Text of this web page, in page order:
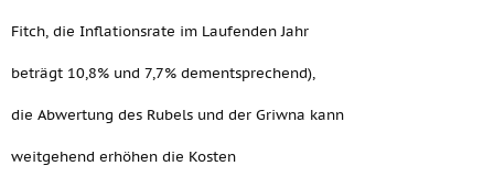
Fitch, die Inflationsrate im Laufenden Jahr
beträgt 10,8% und 7,7% dementsprechend),
die Abwertung des Rubels und der Griwna kann
weitgehend erhöhen die Kosten